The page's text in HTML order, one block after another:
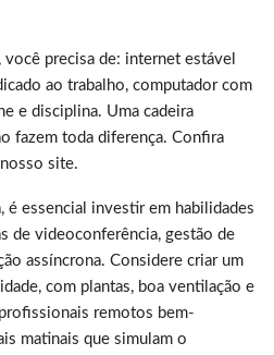
você precisa de: internet estável
ao trabalho, computador com
e disciplina. Uma cadeira
fazem toda diferença. Confira
site.
é essencial investir em habilidades
de videoconferência, gestão de
assíncrona. Considere criar um
com plantas, boa ventilação e
remotos bem-
matinais que simulam o